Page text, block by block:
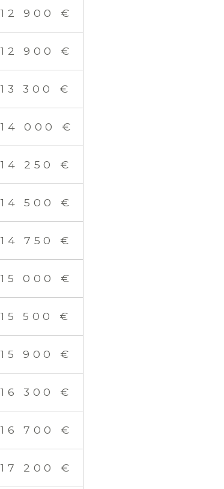
12 900 €
12 900 €
13 300 €
14 000 €
14 250 €
14 500 €
14 750 €
15 000 €
15 500 €
15 900 €
16 300 €
16 700 €
17 200 €